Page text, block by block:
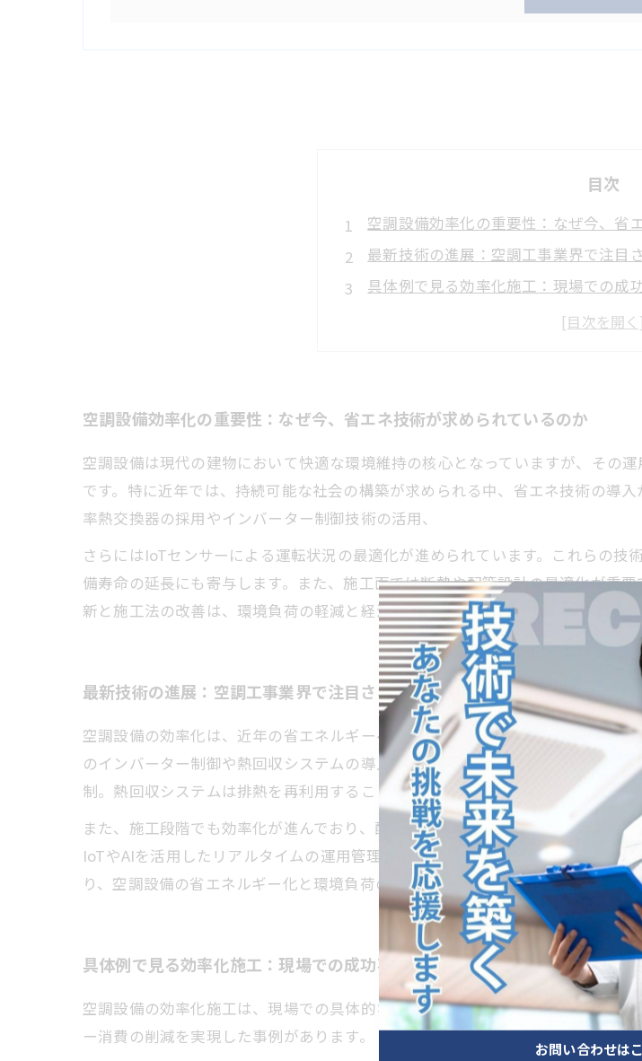
目次
空調設備効率化の重要性：なぜ今、省
最新技術の進展：空調工事業界で注目
具体例で見る効率化施工：現場での成
効率化の課題と対策：施工現場で直面
施工現場で役立つ！初心者でも分かる
空調設備効率化の重要性：なぜ今、省エネ技術が求められているのか
空調設備は現代の建物において快適な環境維持の核心となっていますが、その
です。特に近年では、持続可能な社会の構築が求められる中、省エネ技術の導
率熱交換器の採用やインバーター制御技術の活用、
さらにはIoTセンサーによる運転状況の最適化が進められています。これらの
備寿命の延長にも寄与します。また、施工面では断熱や配管設計の最適化が重
新と施工法の改善は、環境負荷の軽減と経済的効果の両立を可能にし、空調業界
最新技術の進展：空調工事業界で注目される省エネ技術と施工法の革新
空調設備の効率化は、近年の省エネルギーへの関心の高まりに伴い、空調工事
のインバーター制御や熱回収システムの導入が挙げられます。インバーター制
制。熱回収システムは排熱を再利用することで、エネルギー利用効率を大幅に向
また、施工段階でも効率化が進んでおり、配管やダクトの断熱性能向上、気密
IoTやAIを活用したリアルタイムの運用管理により、設備の最適稼働を実現し
り、空調設備の省エネルギー化と環境負荷の低減が期待されており、業界関係者
具体例で見る効率化施工：現場での成功事例とその効果
空調設備の効率化施工は、現場での具体的な取り組みによって大きな成果を上
ー消費の削減を実現した事例があります。
お問い合わせは